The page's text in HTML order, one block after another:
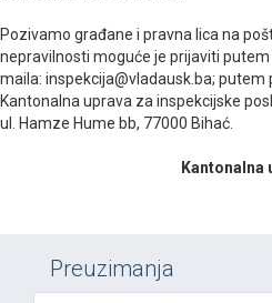
Pozivamo građane i pravna lica na
nepravilnosti moguće je prijaviti
maila: inspekcija@vladausk.ba; putem
Kantonalna uprava za inspekcijske
ul. Hamze Hume bb, 77000 Bihać.
Kantonalna
Preuzimanja